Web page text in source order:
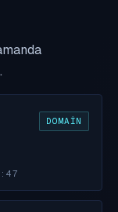
DOMAIN